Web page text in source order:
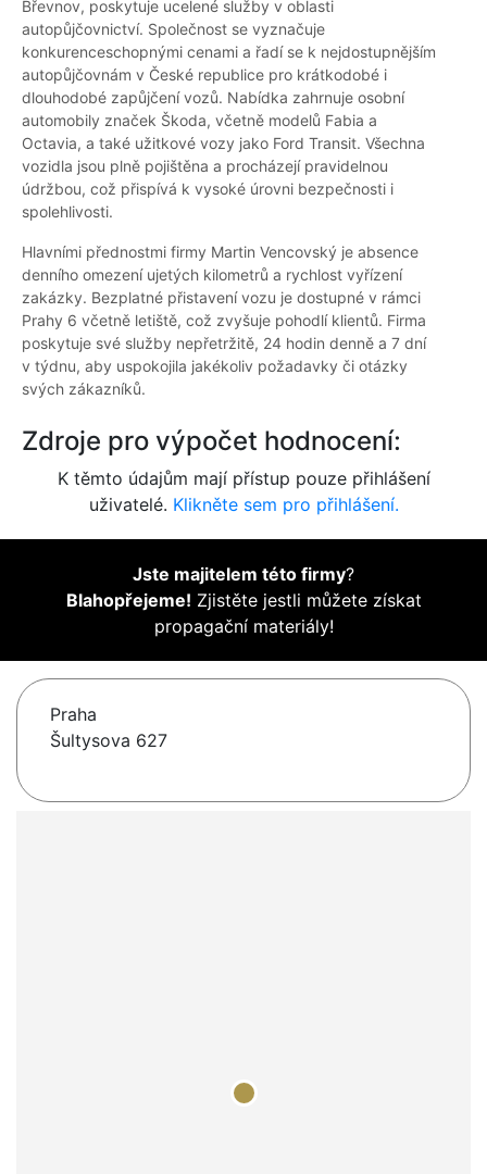
Břevnov, poskytuje ucelené služby v oblasti
autopůjčovnictví. Společnost se vyznačuje
konkurenceschopnými cenami a řadí se k nejdostupnějším
autopůjčovnám v České republice pro krátkodobé i
dlouhodobé zapůjčení vozů. Nabídka zahrnuje osobní
automobily značek Škoda, včetně modelů Fabia a
Octavia, a také užitkové vozy jako Ford Transit. Všechna
vozidla jsou plně pojištěna a procházejí pravidelnou
údržbou, což přispívá k vysoké úrovni bezpečnosti i
spolehlivosti.
Hlavními přednostmi firmy Martin Vencovský je absence
denního omezení ujetých kilometrů a rychlost vyřízení
zakázky. Bezplatné přistavení vozu je dostupné v rámci
Prahy 6 včetně letiště, což zvyšuje pohodlí klientů. Firma
poskytuje své služby nepřetržitě, 24 hodin denně a 7 dní
v týdnu, aby uspokojila jakékoliv požadavky či otázky
svých zákazníků.
Zdroje pro výpočet hodnocení:
K těmto údajům mají přístup pouze přihlášení
uživatelé. Klikněte sem pro přihlášení.
Jste majitelem této firmy?
Blahopřejeme! Zjistěte jestli můžete získat
propagační materiály!
Praha
Šultysova 627